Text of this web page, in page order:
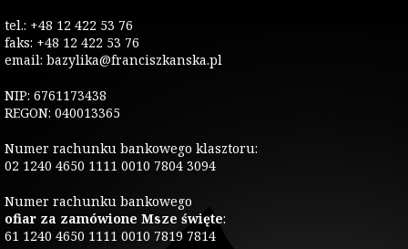
tel.: +48 12 422 53 76
faks: +48 12 422 53 76
email: bazylika@franciszkanska.pl
NIP: 6761173438
REGON: 040013365
Numer rachunku bankowego klasztoru:
02 1240 4650 1111 0010 7804 3094
Numer rachunku bankowego
ofiar za zamówione Msze święte:
61 1240 4650 1111 0010 7819 7814